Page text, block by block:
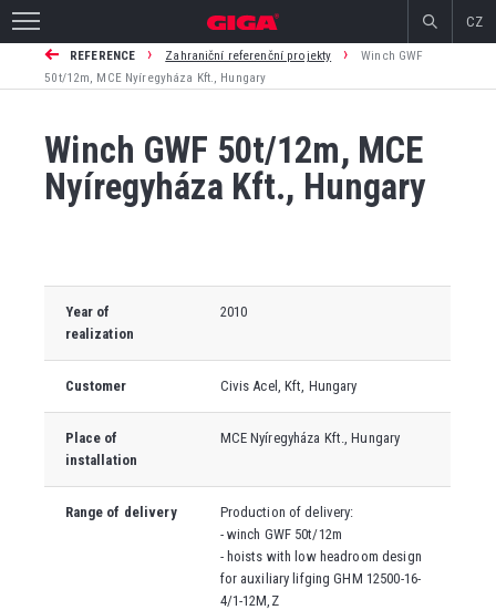
CZ
REFERENCE › Zahraniční referenční projekty ›
Winch GWF
50t/12m, MCE Nyíregyháza Kft., Hungary
Winch GWF 50t/12m, MCE
Nyíregyháza Kft., Hungary
Year of
realization
2010
Customer Civis Acel, Kft, Hungary
Place of
installation
MCE Nyíregyháza Kft., Hungary
Range of delivery
Production of delivery:
- winch GWF 50t/12m
- hoists with low headroom design
for auxiliary lifging GHM 12500-16-
4/1-12M,Z